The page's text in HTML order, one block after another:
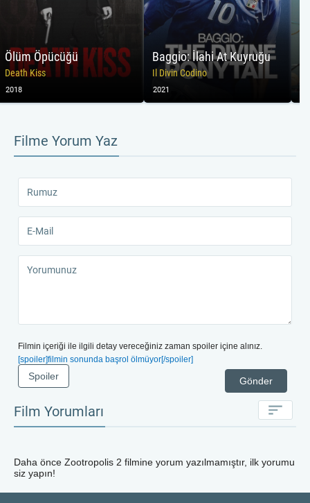
Ölüm Öpücüğü
Death Kiss
2018
Baggio: İlahi At Kuyruğu
Il Divin Codino
2021
Filme Yorum Yaz
Filmin içeriği ile ilgili detay vereceğiniz zaman spoiler içine alınız.
[spoiler]filmin sonunda başrol ölmüyor[/spoiler]
Gönder
Spoiler
Film Yorumları
Daha önce Zootropolis 2 filmine yorum yazılmamıştır, ilk yorumu
siz yapın!